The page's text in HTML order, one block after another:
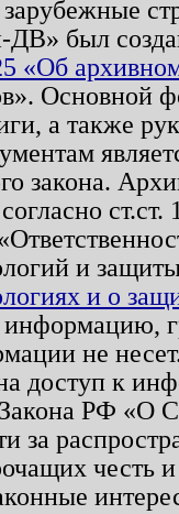
ДВ» был
«Об
Основной
а также
закона.
и
и о
не
доступ к
РФ «О
за
честь